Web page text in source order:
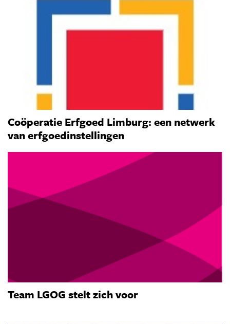
Coöperatie Erfgoed Limburg: een netwerk
van erfgoedinstellingen
Team LGOG stelt zich voor